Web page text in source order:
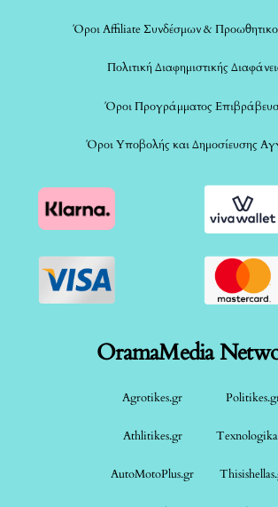
Όροι Affiliate Συνδέσμων &
Πολιτική Διαφημιστικής
Όροι Προγράμματος
Όροι Υποβολής και Δημοσίευσης
OramaMedia
Agrotikes.gr
Athlitikes.gr
AutoMotoPlus.gr